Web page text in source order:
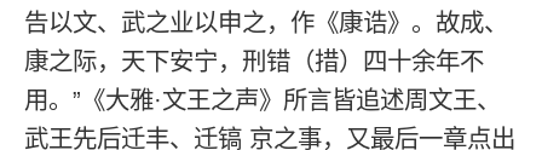
告以文、武之业以申之，作《康诰》。故成、
康之际，天下安宁，刑错（措）四十余年不
用。”《大雅·文王之声》所言皆追述周文王、
武王先后迁丰、迁镐 京之事，又最后一章点出